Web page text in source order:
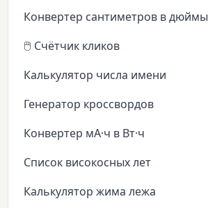
Конвертер сантиметров в дюймы
🖱️ Счётчик кликов
Калькулятор числа имени
Генератор кроссвордов
Конвертер мА·ч в Вт·ч
Список високосных лет
Калькулятор жима лежа